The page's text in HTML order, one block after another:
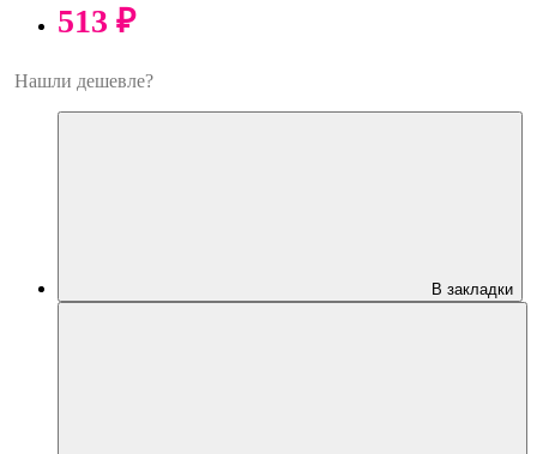
513 ₽
Нашли дешевле?
В закладки